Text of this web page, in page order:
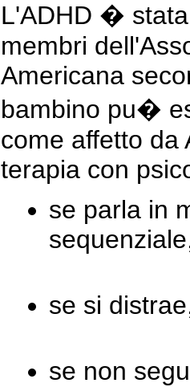
L'ADHD �
membri
Americana
bambino pu�
come affetto da
terapia con
se parla in
se si
se non